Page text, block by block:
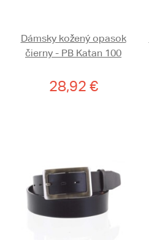
Dámsky kožený opasok
čierny - PB Katan 100
28,92 €